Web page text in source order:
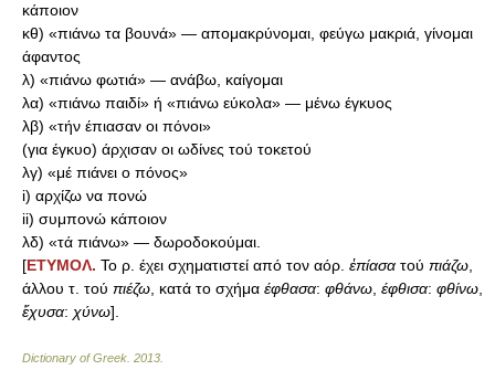
κάποιον
κθ) «πιάνω τα βουνά» — απομακρύνομαι, φεύγω μακριά, γίνομαι
άφαντος
λ) «πιάνω φωτιά» — ανάβω, καίγομαι
λα) «πιάνω παιδί» ή «πιάνω εύκολα» — μένω έγκυος
λβ) «τήν έπιασαν οι πόνοι»
(για έγκυο) άρχισαν οι ωδίνες τού τοκετού
λγ) «μέ πιάνει ο πόνος»
i) αρχίζω να πονώ
ii) συμπονώ κάποιον
λδ) «τά πιάνω» — δωροδοκούμαι.
[ΕΤΥΜΟΛ. Το ρ. έχει σχηματιστεί από τον αόρ. ἐπίασα τού πιάζω
άλλου τ. τού πιέζω , κατά το σχήμα έφθασα: φθάνω έφθισα: φθίνω
ἔχυσα: χύνω].
Dictionary of Greek 2013